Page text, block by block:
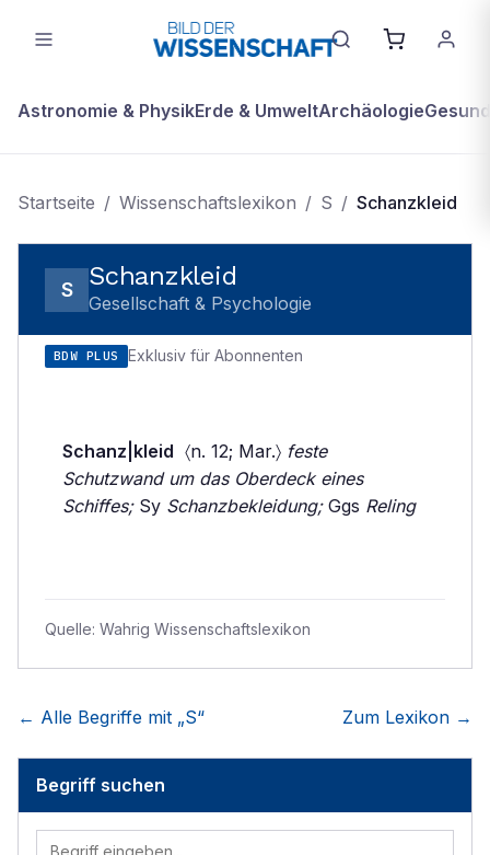
Astronomie & PhysikErde & UmweltArchäologie
Startseite / Wissenschaftslexikon / S / Schanzkleid
S Schanzkleid
Gesellschaft & Psychologie
BDW PLUS Exklusiv für Abonnenten
Schanz|kleid 〈n. 12; Mar.〉 feste
Schutzwand um das Oberdeck eines
Schiffes;Sy Schanzbekleidung;Ggs Reling
Quelle: Wahrig Wissenschaftslexikon
← Alle Begriffe mit „S“ Zum Lexikon →
Begriff suchen